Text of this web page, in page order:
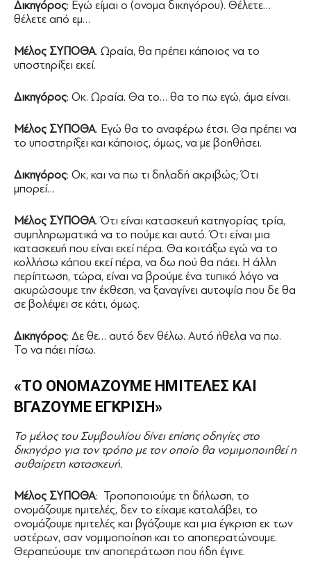
Δικηγόρος: Εγώ είμαι ο (ονομα δικηγόρου). Θέλετε…
θέλετε από εμ…
Μέλος ΣΥΠΟΘΑ. Ωραία, θα πρέπει κάποιος να το
υποστηρίξει εκεί.
Δικηγόρος: Οκ. Ωραία. Θα το… θα το πω εγώ, άμα είναι.
Μέλος ΣΥΠΟΘΑ. Εγώ θα το αναφέρω έτσι. Θα πρέπει να
το υποστηρίξει και κάποιος, όμως, να με βοηθήσει.
Δικηγόρος: Οκ, και να πω τι δηλαδή ακριβώς; Ότι
μπορεί…
Μέλος ΣΥΠΟΘΑ. Ότι είναι κατασκευή κατηγορίας τρία,
συμπληρωματικά να το πούμε και αυτό. Ότι είναι μια
κατασκευή που είναι εκεί πέρα. Θα κοιτάξω εγώ να το
κολλήσω κάπου εκεί πέρα, να δω πού θα πάει. Η άλλη
περίπτωση, τώρα, είναι να βρούμε ένα τυπικό λόγο να
ακυρώσουμε την έκθεση, να ξαναγίνει αυτοψία που δε θα
σε βολέψει σε κάτι, όμως.
Δικηγόρος: Δε θε… αυτό δεν θέλω. Αυτό ήθελα να πω.
Το να πάει πίσω.
«ΤΟ ΟΝΟΜΑΖΟΥΜΕ ΗΜΙΤΕΛΕΣ ΚΑΙ
ΒΓΑΖΟΥΜΕ ΕΓΚΡΙΣΗ»
Το μέλος του Συμβουλίου δίνει επίσης οδηγίες στο
δικηγόρο για τον τρόπο με τον οποίο θα νομιμοποιηθεί η
αυθαίρετη κατασκευή.
Mέλος ΣΥΠΟΘΑ: Τροποποιούμε τη δήλωση, το
ονομάζουμε ημιτελές, δεν το είχαμε καταλάβει, το
ονομάζουμε ημιτελές και βγάζουμε και μια έγκριση εκ των
υστέρων, σαν νομιμοποίηση και το αποπερατώνουμε.
Θεραπεύουμε την αποπεράτωση που ήδη έγινε.